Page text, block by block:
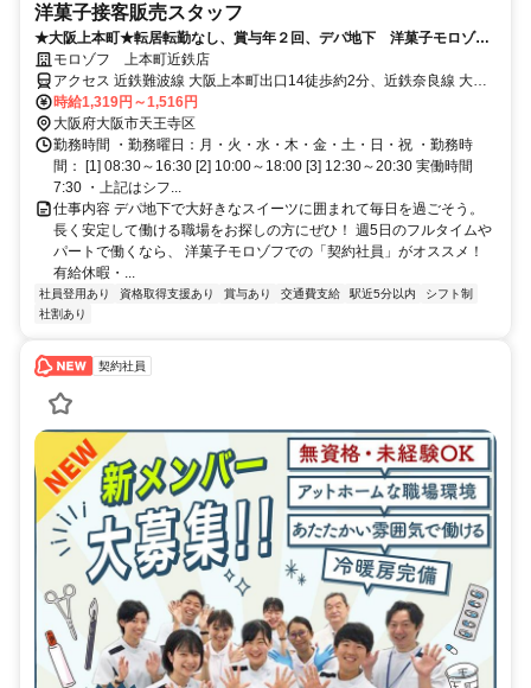
洋菓子接客販売スタッフ
★大阪上本町★転居転勤なし、賞与年２回、デパ地下 洋菓子モロゾフ
の販売スタッフ
モロゾフ 上本町近鉄店
アクセス 近鉄難波線 大阪上本町出口14徒歩約2分、近鉄奈良線 大阪
上本町出口14徒歩約2分、近鉄大阪線 大阪上本町出口14徒歩約2分
時給1,319円～1,516円
大阪府大阪市天王寺区
勤務時間 ・勤務曜日：月・火・水・木・金・土・日・祝 ・勤務時
間： [1] 08:30～16:30 [2] 10:00～18:00 [3] 12:30～20:30 実働時間
7:30 ・上記はシフ...
仕事内容 デパ地下で大好きなスイーツに囲まれて毎日を過ごそう。
長く安定して働ける職場をお探しの方にぜひ！ 週5日のフルタイムや
パートで働くなら、 洋菓子モロゾフでの「契約社員」がオススメ！
有給休暇・...
社員登用あり 資格取得支援あり 賞与あり 交通費支給 駅近5分以内
シフト制
社割あり
契約社員